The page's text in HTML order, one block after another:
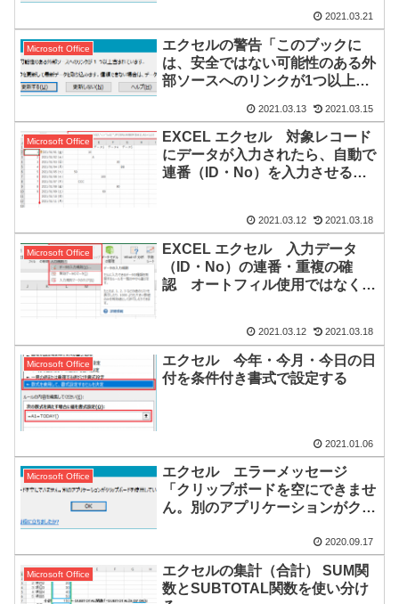
貼り付けることができます。」
2021.03.21
Microsoft Office
エクセルの警告「このブックに
は、安全ではない可能性のある外
部ソースへのリンクが1つ以上含
2021.03.13 2021.03.15
Microsoft Office
EXCEL エクセル 対象レコード
にデータが入力されたら、自動で
連番（ID・No）を入力させる数
2021.03.12 2021.03.18
Microsoft Office
EXCEL エクセル 入力データ
（ID・No）の連番・重複の確
認 オートフィル使用ではなく直
2021.03.12 2021.03.18
Microsoft Office
エクセル 今年・今月・今日の日
付を条件付き書式で設定する
2021.01.06
Microsoft Office
エクセル エラーメッセージ
「クリップボードを空にできませ
ん。別のアプリケーションがクリ
2020.09.17
Microsoft Office
エクセルの集計（合計） SUM関
数とSUBTOTAL関数を使い分け